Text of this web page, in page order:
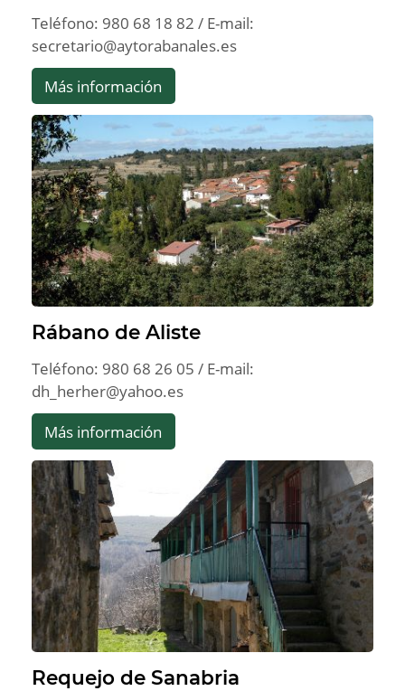
Teléfono: 980 68 18 82 / E-mail:
secretario@aytorabanales.es
Más información
Rábano de Aliste
Teléfono: 980 68 26 05 / E-mail:
dh_herher@yahoo.es
Más información
Requejo de Sanabria